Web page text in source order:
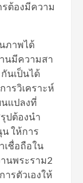
ต้องมีความ
ภาพได้
นมีความสา
นเป็นได้
ารวิเคราะห์
แปลงที่
ปต้องนำ
ให้การ
เชื่อถือใน
นพระราม2
รตัวเองให้